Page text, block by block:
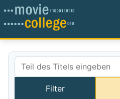
Teil des Titels eingeben
Filter